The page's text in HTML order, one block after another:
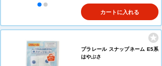
カートに入れる
プラレール スナップネーム E5系
はやぶさ